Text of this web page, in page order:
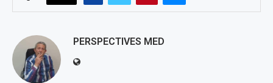
PERSPECTIVES MED